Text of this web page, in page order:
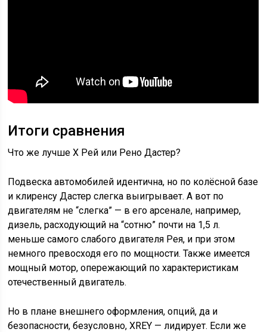
Итоги сравнения
Что же лучше Х Рей или Рено Дастер?
Подвеска автомобилей идентична, но по колёсной базе
и клиренсу Дастер слегка выигрывает. А вот по
двигателям не “слегка” — в его арсенале, например,
дизель, расходующий на “сотню” почти на 1,5 л.
меньше самого слабого двигателя Рея, и при этом
немного превосходя его по мощности. Также имеется
мощный мотор, опережающий по характеристикам
отечественный двигатель.
Но в плане внешнего оформления, опций, да и
безопасности, безусловно, XREY — лидирует. Если же